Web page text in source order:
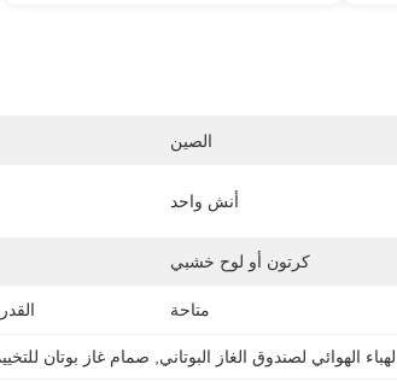
الصين
أنش واحد
كرتون أو لوح خشبي
متاحة
الهوائي لصندوق الغاز البوتاني صمام غاز بوتان